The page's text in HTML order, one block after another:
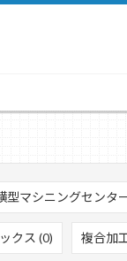
型マシニングセンタ
クス (0) 複合加